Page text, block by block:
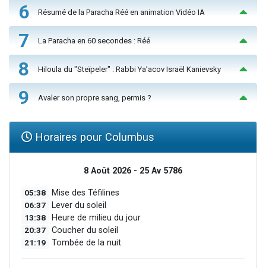
6 Résumé de la Paracha Réé en animation Vidéo IA
7 La Paracha en 60 secondes : Réé
8 Hiloula du "Steïpeler" : Rabbi Ya’acov Israël Kanievsky
9 Avaler son propre sang, permis ?
Horaires pour Columbus
8 Août 2026 - 25 Av 5786
05:38 Mise des Téfilines
06:37 Lever du soleil
13:38 Heure de milieu du jour
20:37 Coucher du soleil
21:19 Tombée de la nuit